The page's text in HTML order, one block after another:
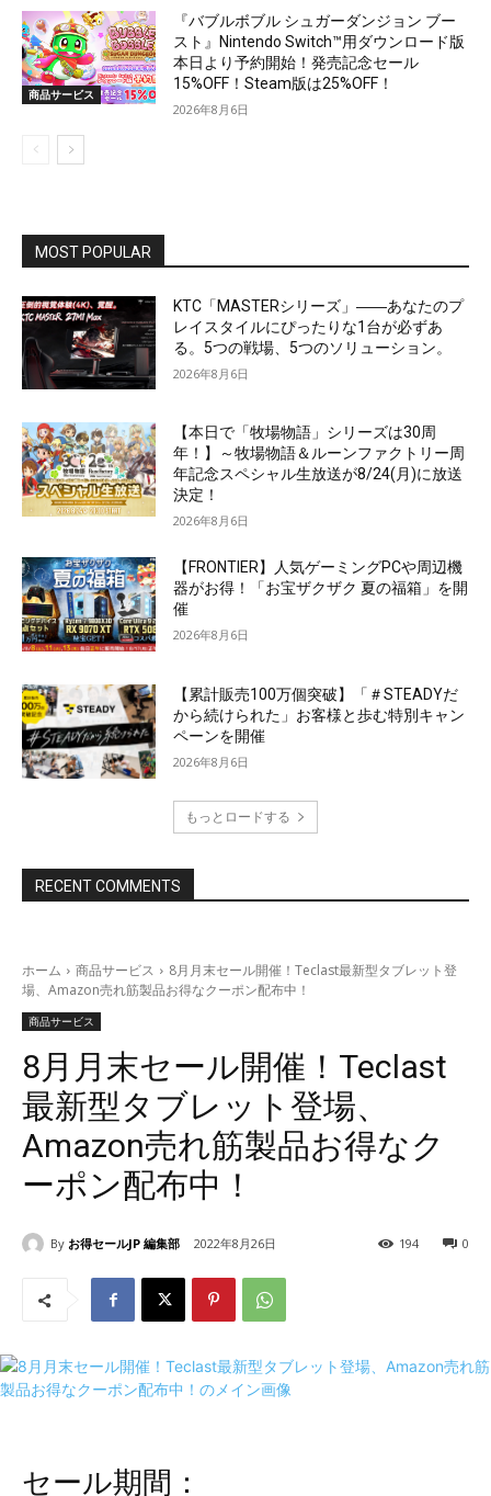
商品サービス
『バブルボブル シュガーダンジョン ブー
スト』Nintendo Switch™用ダウンロード版
本日より予約開始！発売記念セール
15%OFF！Steam版は25%OFF！
2026年8月6日
MOST POPULAR
KTC「MASTERシリーズ」――あなたのプ
レイスタイルにぴったりな1台が必ずあ
る。5つの戦場、5つのソリューション。
2026年8月6日
【本日で「牧場物語」シリーズは30周
年！】～牧場物語＆ルーンファクトリー周
年記念スペシャル生放送が8/24(月)に放送
決定！
2026年8月6日
【FRONTIER】人気ゲーミングPCや周辺機
器がお得！「お宝ザクザク 夏の福箱」を開
催
2026年8月6日
【累計販売100万個突破】「＃STEADYだ
から続けられた」お客様と歩む特別キャン
ペーンを開催
2026年8月6日
もっとロードする
RECENT COMMENTS